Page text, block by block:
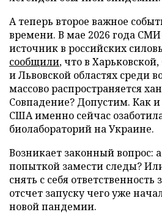
А теперь второе важное
времени. В мае 2026 года
источник в российских
сообщили, что в
и Львовской областях среди
массово распространяется
Совпадение? Допустим. Как
США именно сейчас
биолабораторий на Украине.
Возникает законный вопрос:
попыткой замести следы?
снять с себя ответственность
отсчет запуску чего уже
новой пандемии.